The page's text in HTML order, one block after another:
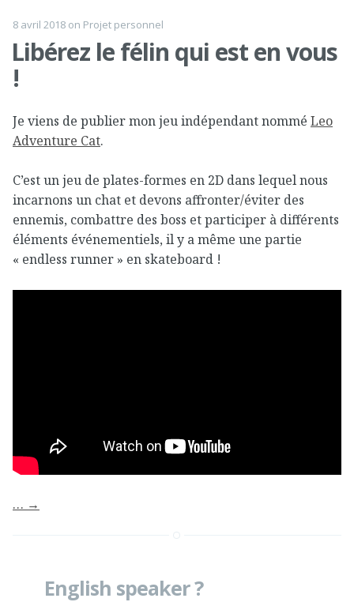
8 avril 2018 on Projet personnel
Libérez le félin qui est en vous
!
Je viens de publier mon jeu indépendant nommé Leo
Adventure Cat.
C’est un jeu de plates-formes en 2D dans lequel nous
incarnons un chat et devons affronter/éviter des
ennemis, combattre des boss et participer à différents
éléments événementiels, il y a même une partie
« endless runner » en skateboard !
… →
English speaker ?